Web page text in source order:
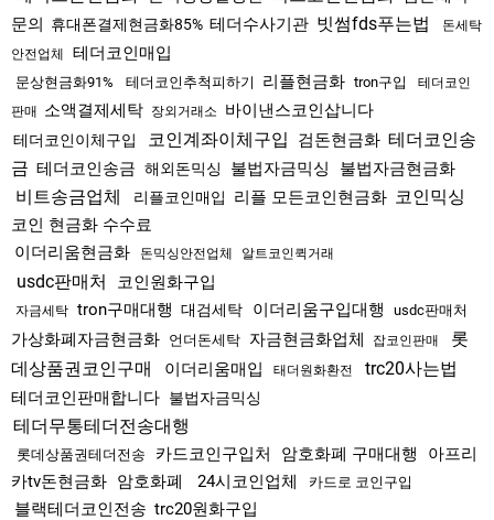
문의 휴대폰결제현금화85% 테더수사기관 빗썸fds푸는법
돈세탁
안전업체
테더코인매입
문상현금화91% 테더코인추척피하기 리플현금화 tron구입
테더코인
판매
소액결제세탁 장외거래소 바이낸스코인삽니다
테더코인이체구입 코인계좌이체구입 검돈현금화 테더코인송
금 테더코인송금 해외돈믹싱 불법자금믹싱 불법자금현금화
비트송금업체 리플코인매입 리플 모든코인현금화 코인믹싱
코인 현금화 수수료
이더리움현금화
돈믹싱안전업체 알트코인퀵거래
usdc판매처 코인원화구입
자금세탁 tron구매대행 대검세탁 이더리움구입대행 usdc판매처
가상화폐자금현금화 언더돈세탁 자금현금화업체 잡코인판매
롯
데상품권코인구매
이더리움매입 태더원화환전 trc20사는법
테더코인판매합니다 불법자금믹싱
테더무통테더전송대행
롯데상품권테더전송 카드코인구입처 암호화폐 구매대행
아프리
카tv돈현금화 암호화폐 24시코인업체 카드로 코인구입
블랙테더코인전송 trc20원화구입